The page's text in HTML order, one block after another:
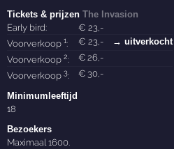
Tickets & prijzenThe Invasion
Early bird:
€ 23,-
Voorverkoop1: € 23,-
→ uitverkocht
Voorverkoop2: €26,-
Voorverkoop3: € 30,-
Minimumleeftijd
18
Bezoekers
Maximaal 1600.